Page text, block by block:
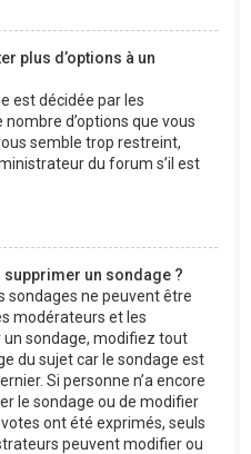
plus d’options à un
est décidée par les
d’options que vous
semble trop restreint,
du forum s’il est
un sondage ?
sondages ne peuvent être
modérateurs et les
sondage, modifiez tout
du sujet car le sondage est
Si personne n’a encore
le sondage ou de modifier
ont été exprimés, seuls
peuvent modifier ou